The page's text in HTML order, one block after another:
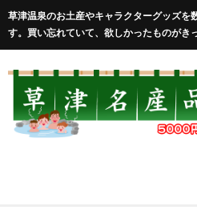
草津温泉のお土産やキャラクターグッズを
す。買い忘れていて、欲しかったものがき